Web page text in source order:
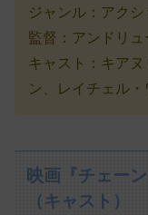
ジャンル：アク
監督：アンドリ
キャスト：キア
ン、レイチェル
映画『チェー
（キャスト）